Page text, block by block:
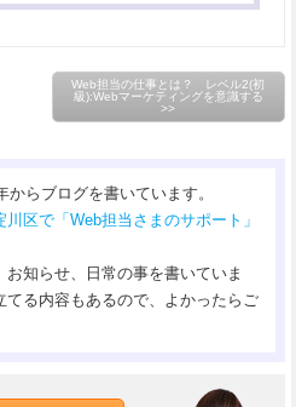
Web担当の仕事とは？ レベル2(初
級):Webマーケティングを意識する
>>
からブログを書いています。
区で「Web担当さまのサポート」
知らせ、日常の事を書いていま
る内容もあるので、よかったらご